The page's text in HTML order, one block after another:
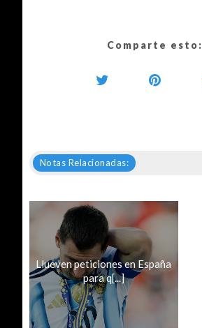
Comparte esto:
Notas Relacionadas:
Llueven peticiones en España
para q[...]